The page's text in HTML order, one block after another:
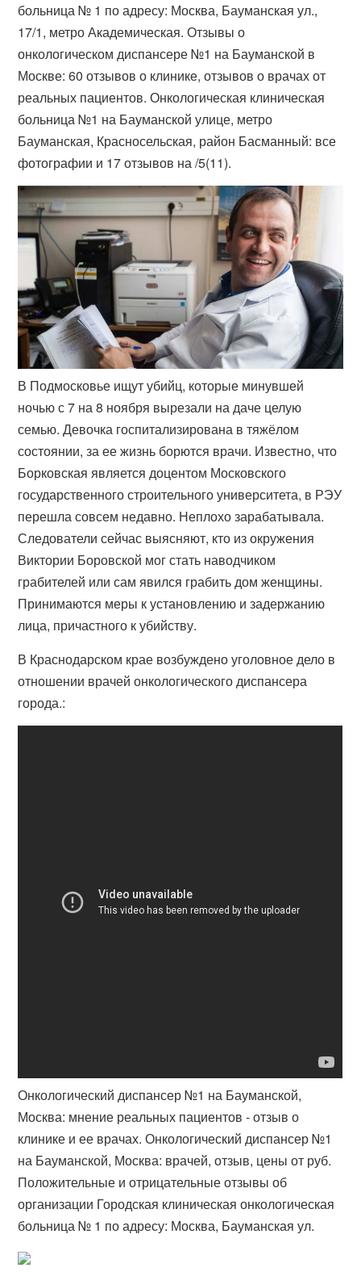
больница № 1 по адресу: Москва, Бауманская ул.,
17/1, метро Академическая. Отзывы о
онкологическом диспансере №1 на Бауманской в
Москве: 60 отзывов о клинике, отзывов о врачах от
реальных пациентов. Онкологическая клиническая
больница №1 на Бауманской улице, метро
Бауманская, Красносельская, район Басманный: все
фотографии и 17 отзывов на /5(11).
В Подмосковье ищут убийц, которые минувшей
ночью с 7 на 8 ноября вырезали на даче целую
семью. Девочка госпитализирована в тяжёлом
состоянии, за ее жизнь борются врачи. Известно, что
Борковская является доцентом Московского
государственного строительного университета, в РЭУ
перешла совсем недавно. Неплохо зарабатывала.
Следователи сейчас выясняют, кто из окружения
Виктории Боровской мог стать наводчиком
грабителей или сам явился грабить дом женщины.
Принимаются меры к установлению и задержанию
лица, причастного к убийству.
В Краснодарском крае возбуждено уголовное дело в
отношении врачей онкологического диспансера
города.:
Онкологический диспансер №1 на Бауманской,
Москва: мнение реальных пациентов - отзыв о
клинике и ее врачах. Онкологический диспансер №1
на Бауманской, Москва: врачей, отзыв, цены от руб.
Положительные и отрицательные отзывы об
организации Городская клиническая онкологическая
больница № 1 по адресу: Москва, Бауманская ул​.